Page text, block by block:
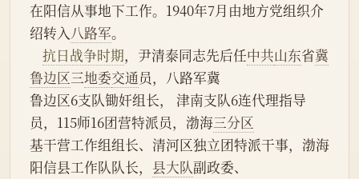
在阳信从事地下工作。1940年7月由地方党组织介
绍转入八路军。
抗日战争时期，尹清泰同志先后任中共山东省冀
鲁边区三地委交通员，八路军冀
鲁边区6支队锄奸组长， 津南支队6连代理指导
员，115师16团营特派员，渤海三分区
基干营工作组组长、清河区独立团特派干事，渤海
阳信县工作队队长， 县大队副政委、